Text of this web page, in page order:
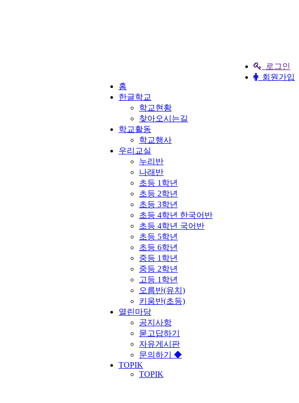
로그인
회원가입
홈
한글학교
학교현황
찾아오시는길
학교활동
학교행사
우리교실
누리반
나래반
초등 1학년
초등 2학년
초등 3학년
초등 4학년 한국어반
초등 4학년 국어반
초등 5학년
초등 6학년
중등 1학년
중등 2학년
고등 1학년
오름반(유치)
키움반(초등)
열린마당
공지사항
묻고답하기
자유게시판
문의하기 ◆
TOPIK
TOPIK